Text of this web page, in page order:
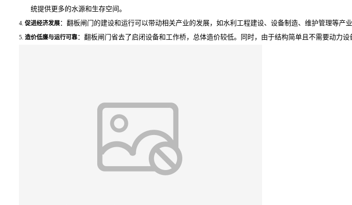
统提供更多的水源和生存空间。
4. 促进经济发展：翻板闸门的建设和运行可以带动相关产业的发展，如水利工程建设、设备制造、维护管理等产
5. 造价低廉与运行可靠：翻板闸门省去了启闭设备和工作桥，总体造价较低。同时，由于结构简单且不需要动力设